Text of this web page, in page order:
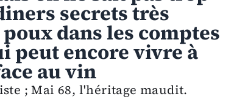
secrets très
dans les comptes
peut encore vivre à
au vin
; Mai 68, l'héritage maudit.